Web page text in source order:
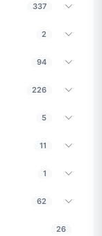
337
2
94
226
5
11
1
62
26